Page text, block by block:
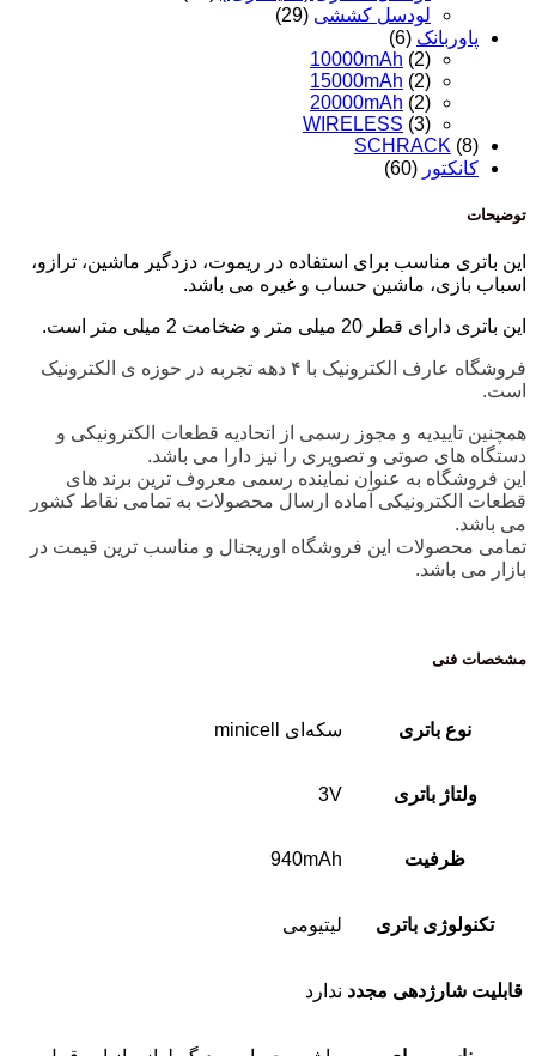
لودسل کششی (29)
پاوربانک (6)
10000mAh (2)
15000mAh (2)
20000mAh (2)
WIRELESS (3)
SCHRACK (8)
کانکتور (60)
توضیحات
این باتری مناسب برای استفاده در ریموت، دزدگیر ماشین، ترازو،
اسباب بازی، ماشین حساب و غیره می باشد.
این باتری دارای قطر 20 میلی متر و ضخامت 2 میلی متر است.
فروشگاه عارف الکترونیک با ۴ دهه تجربه در حوزه ی الکترونیک
است.
همچنین تاییدیه و مجوز رسمی از اتحادیه قطعات الکترونیکی و
دستگاه های صوتی و تصویری را نیز دارا می باشد.
این فروشگاه به عنوان نماینده رسمی معروف ترین برند های
قطعات الکترونیکی آماده ارسال محصولات به تمامی نقاط کشور
می باشد.
تمامی محصولات این فروشگاه اوریجنال و مناسب ترین قیمت در
بازار می باشد.
مشخصات فنی
نوع باتری سکه‌ای minicell
ولتاژ باتری 3V
ظرفیت 940mAh
تکنولوژی باتری لیتیومی
قابلیت شارژدهی مجدد ندارد